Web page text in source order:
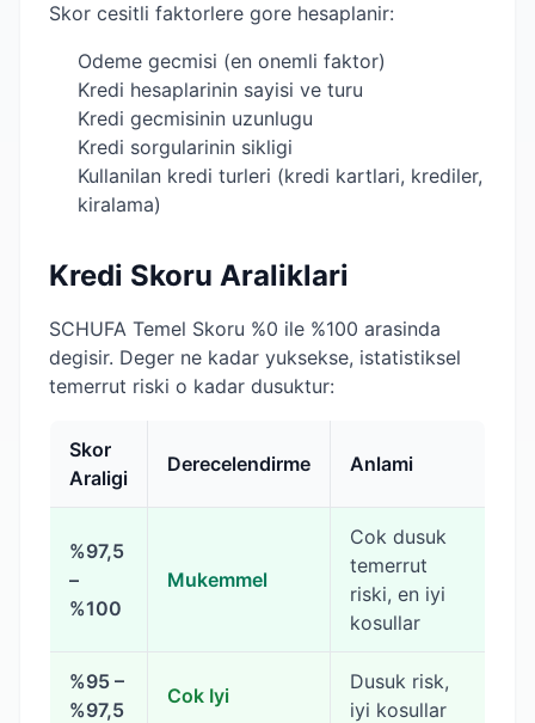
Skor cesitli faktorlere gore hesaplanir:
Odeme gecmisi (en onemli faktor)
Kredi hesaplarinin sayisi ve turu
Kredi gecmisinin uzunlugu
Kredi sorgularinin sikligi
Kullanilan kredi turleri (kredi kartlari, krediler,
kiralama)
Kredi Skoru Araliklari
SCHUFA Temel Skoru %0 ile %100 arasinda
degisir. Deger ne kadar yuksekse, istatistiksel
temerrut riski o kadar dusuktur:
Skor
Araligi
Derecelendirme Anlami
%97,5
–
%100
Mukemmel
Cok dusuk
temerrut
riski, en iyi
kosullar
%95 –
%97,5
Cok Iyi
Dusuk risk,
iyi kosullar